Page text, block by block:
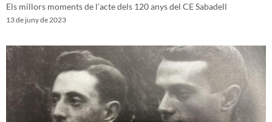
Els millors moments de l’acte dels 120 anys del CE Sabadell
13 de juny de 2023